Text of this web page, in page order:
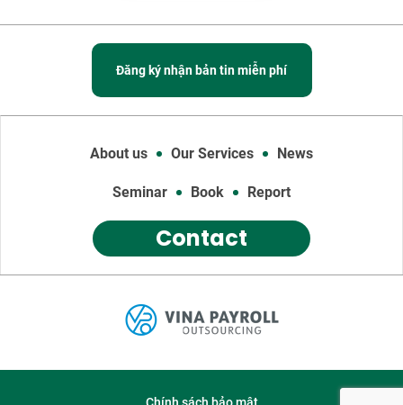
Đăng ký nhận bản tin miễn phí
About us Our Services News
Seminar Book Report
Contact